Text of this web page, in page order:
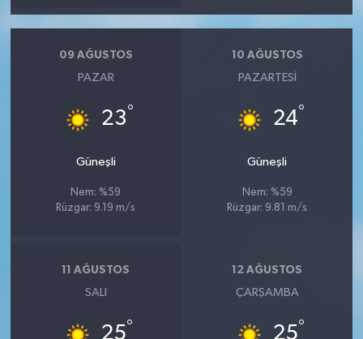
09 AĞUSTOS
PAZAR
23°
Güneşli
Nem: %59
Rüzgar: 9.19 m/s
10 AĞUSTOS
PAZARTESI
24°
Güneşli
Nem: %59
Rüzgar: 9.81 m/s
11 AĞUSTOS
SALI
25°
12 AĞUSTOS
ÇARŞAMBA
25°